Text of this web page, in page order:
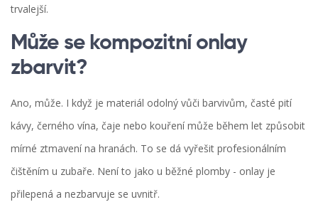
trvalejší.
Může se kompozitní onlay
zbarvit?
Ano, může. I když je materiál odolný vůči barvivům, časté pití
kávy, černého vína, čaje nebo kouření může během let způsobit
mírné ztmavení na hranách. To se dá vyřešit profesionálním
čištěním u zubaře. Není to jako u běžné plomby - onlay je
přilepená a nezbarvuje se uvnitř.